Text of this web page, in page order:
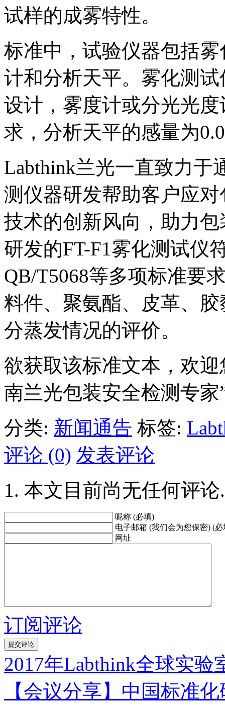
试样的成雾特性。
标准中，试验仪器包括
计和分析天平。雾化测
设计，雾度计或分光光
求，分析天平的感量为
Labthink兰光一直致力于
测仪器研发帮助客户应
技术的创新风向，助力
研发的FT-F1雾化测试仪
QB/T5068等多项标准要
料件、聚氨酯、皮革、
分蒸发情况的评价。
欲获取该标准文本，欢
南兰光包装安全检测专
分类: 新闻通告 标签:
评论 (0) 发表评论
本文目前尚无任何评论.
昵称 (必填)
电子邮箱 (我们会为您保密) (必
网址
订阅评论
2017年Labthink全球实
【会议分享】中国标准